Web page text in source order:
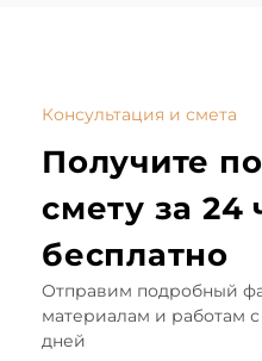
Консультация и смета
Получите
смету за 24
бесплатно
Отправим подробный
материалам и работам
дней